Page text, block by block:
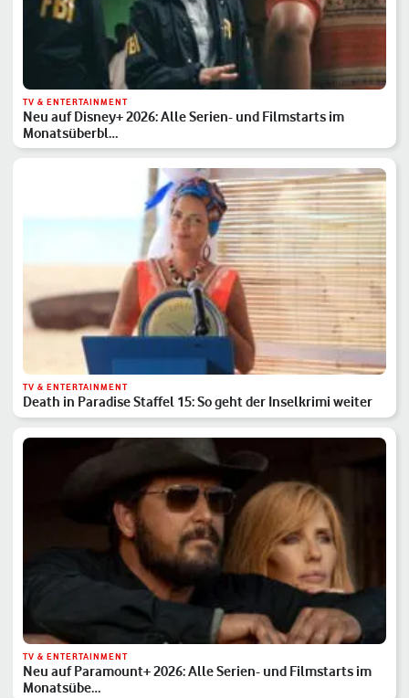
TV & ENTERTAINMENT
Neu auf Disney+ 2026: Alle Serien- und Filmstarts im
Monatsüberbl…
TV & ENTERTAINMENT
Death in Paradise Staffel 15: So geht der Inselkrimi weiter
TV & ENTERTAINMENT
Neu auf Paramount+ 2026: Alle Serien- und Filmstarts im
Monatsübe…